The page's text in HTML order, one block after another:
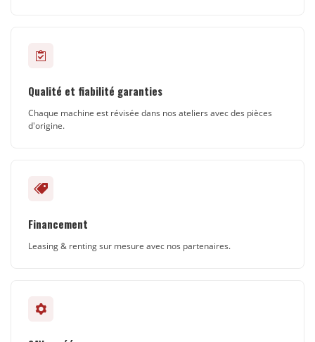
Qualité et fiabilité garanties
Chaque machine est révisée dans nos ateliers avec des pièces
d'origine.
Financement
Leasing & renting sur mesure avec nos partenaires.